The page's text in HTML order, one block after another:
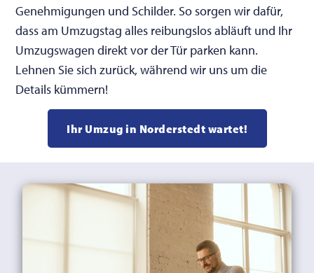
Genehmigungen und Schilder. So sorgen wir dafür,
dass am Umzugstag alles reibungslos abläuft und Ihr
Umzugswagen direkt vor der Tür parken kann.
Lehnen Sie sich zurück, während wir uns um die
Details kümmern!
Ihr Umzug in Norderstedt wartet!